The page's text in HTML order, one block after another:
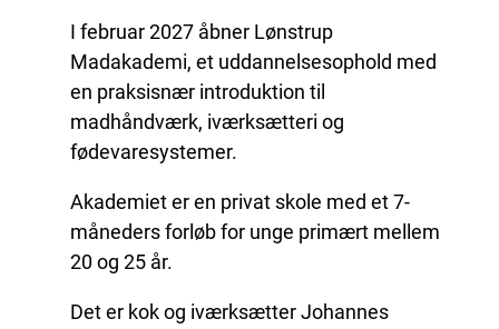
I februar 2027 åbner Lønstrup
Madakademi, et uddannelsesophold med
en praksisnær introduktion til
madhåndværk, iværksætteri og
fødevaresystemer.
Akademiet er en privat skole med et 7-
måneders forløb for unge primært mellem
20 og 25 år.
Det er kok og iværksætter Johannes